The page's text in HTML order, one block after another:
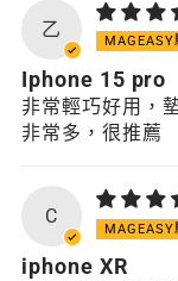
乙
Iphone 15 pro
非常輕巧好用，
非常多，很推薦
C
iphone XR